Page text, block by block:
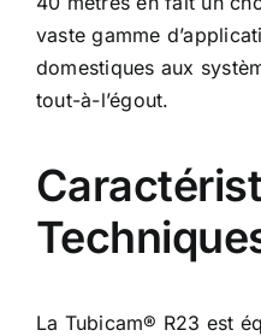
vaste gamme
domestiques aux
tout-à-l’égout.
La Tubicam® R23 est